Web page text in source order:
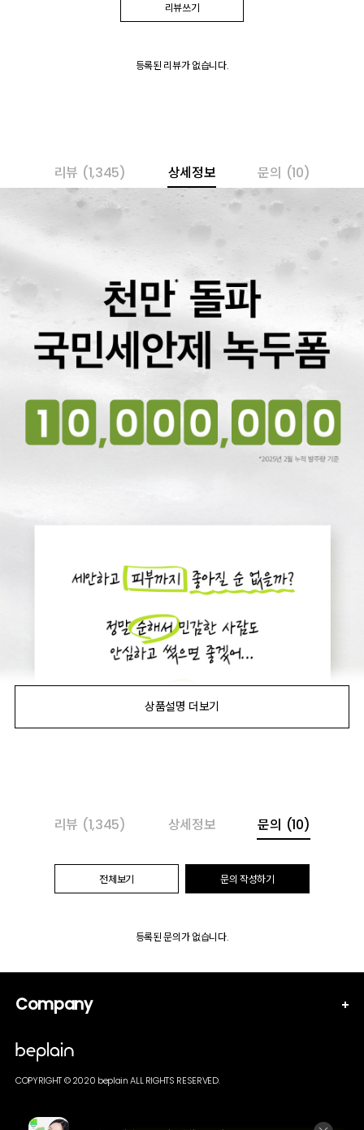
리뷰쓰기
등록된 리뷰가 없습니다.
리뷰 (1,345) 상세정보 문의 (10)
리뷰 (1,345) 상세정보 문의 (10)
전체보기 문의 작성하기
등록된 문의가 없습니다.
Company
COPYRIGHT © 2020 beplain ALL RIGHTS RESERVED.